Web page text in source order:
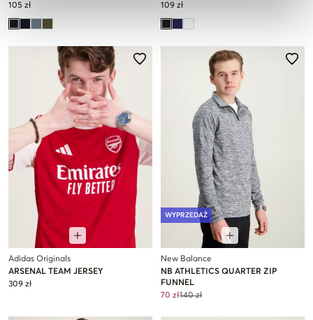
105 zł
109 zł
Adidas Originals
ARSENAL TEAM JERSEY
309 zł
WYPRZEDAŻ
New Balance
NB ATHLETICS QUARTER ZIP
FUNNEL
70 zł140 zł